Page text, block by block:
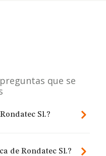
que se
Sl.?
de Rondatec Sl.?